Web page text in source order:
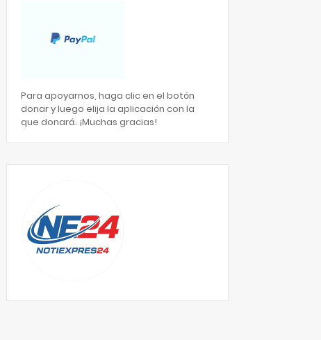
Para apoyarnos, haga clic en el botón
donar y luego elija la aplicación con la
que donará. ¡Muchas gracias!